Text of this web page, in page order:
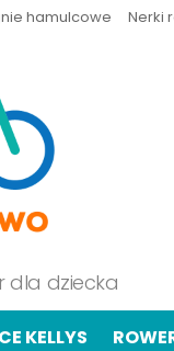
hamulcowe Nerki
dla dziecka
KELLYS